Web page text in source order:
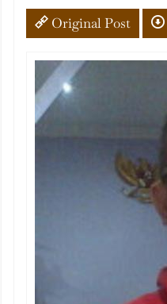
Original Post